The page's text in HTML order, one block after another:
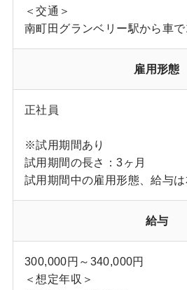
＜交通＞
南町田グランベリー駅から車で
雇用形態
正社員
※試用期間あり
試用期間の長さ：3ヶ月
試用期間中の雇用形態、給与
給与
300,000円～340,000円
＜想定年収＞